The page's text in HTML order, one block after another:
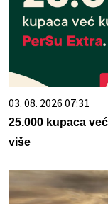
03. 08. 2026 07:31
25.000 kupaca
više